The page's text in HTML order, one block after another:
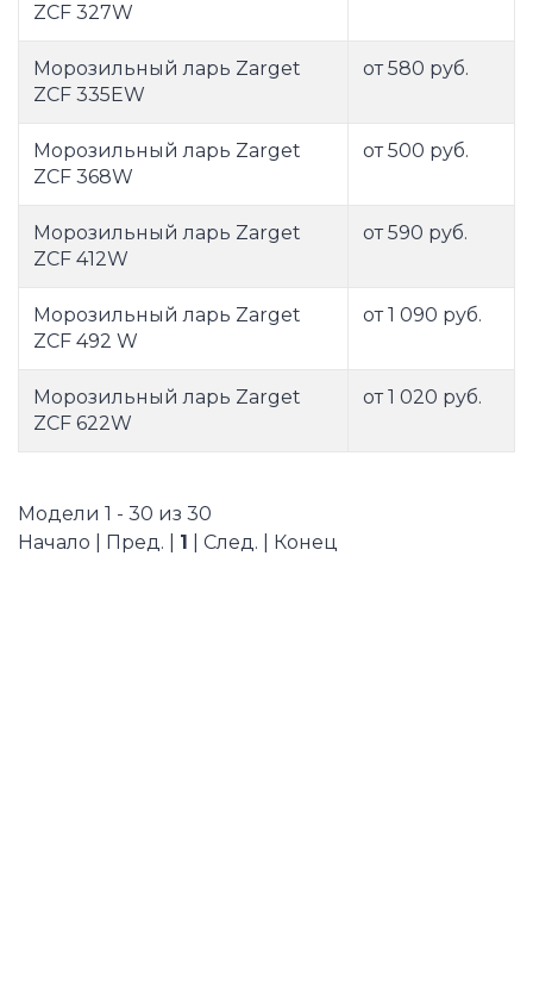
ZCF 327W
Морозильный ларь Zarget
ZCF 335EW
от 580 руб.
Морозильный ларь Zarget
ZCF 368W
от 500 руб.
Морозильный ларь Zarget
ZCF 412W
от 590 руб.
Морозильный ларь Zarget
ZCF 492 W
от 1 090 руб.
Морозильный ларь Zarget
ZCF 622W
от 1 020 руб.
Модели 1 - 30 из 30
Начало | Пред. | 1 | След. | Конец